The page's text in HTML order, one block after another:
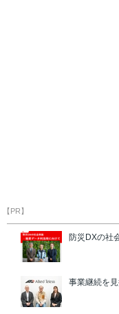
【PR】
防災DXの社
事業継続を